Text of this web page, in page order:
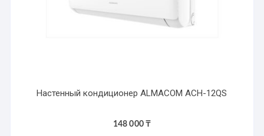
Настенный кондиционер ALMACOM ACH-12QS
148 000₸